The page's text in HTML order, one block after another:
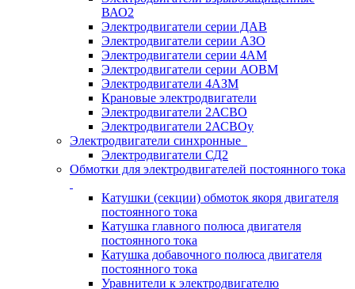
ВАО2
Электродвигатели серии ДАВ
Электродвигатели серии АЗО
Электродвигатели серии 4АМ
Электродвигатели серии АОВМ
Электродвигатели 4АЗМ
Крановые электродвигатели
Электродвигатели 2АСВО
Электродвигатели 2АСВОу
Электродвигатели синхронные
Электродвигатели СД2
Обмотки для электродвигателей постоянного тока
Катушки (секции) обмоток якоря двигателя
постоянного тока
Катушка главного полюса двигателя
постоянного тока
Катушка добавочного полюса двигателя
постоянного тока
Уравнители к электродвигателю